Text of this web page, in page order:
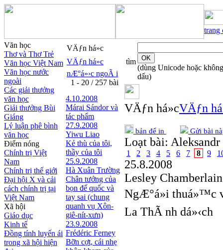
trang
Văn học
Thơ và Thơ Trẻ
Văn học Việt Nam
Văn học nước
ngoài
Các giải thưởng
văn học
Giải thưởng Bùi
Giáng
Lý luận phê bình
văn học
Điểm nóng
Chính trị Việt
Nam
Chính trị thế giới
Đại hội X và cải
cách chính trị tại
Việt Nam
Xã hội
Giáo dục
Kinh tế
Đồng tính luyến ái
trong xã hội hiện
VÄƒn há»c
VÄƒn há»c
nÆ°á»›c ngoÃ i
1 - 20 / 257 bài
4.10.2008
Márai Sándor và
tác phẩm
27.9.2008
Yiwu Liao
Kẻ thù của tôi,
thầy của tôi
25.9.2008
Hà Xuân Trường
Chân tướng của
bọn đế quốc và
tay sai (chung
quanh vụ Xôn-
giê-nít-xưn)
23.9.2008
Frédéric Ferney
Bỡn cợt, cái nhẹ
tìm
(dùng Unicode hoặc không
dấu)
VÄƒn há»cVÄƒn
bản để in Gửi bài
Loạt bài:
1 2 3 4 5 6 7 8 9
25.8.2008
Lesley Chamberlain
NgÆ°á»i thuá»™c
La ThÃ nh dá»‹ch